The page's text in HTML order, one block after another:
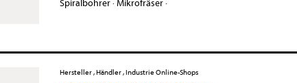
Spiralbohrer·Mikrofräser·
Hersteller , Händler , Industrie Online-Shops